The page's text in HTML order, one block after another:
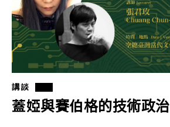
講談
蓋婭與賽伯格的技術政治